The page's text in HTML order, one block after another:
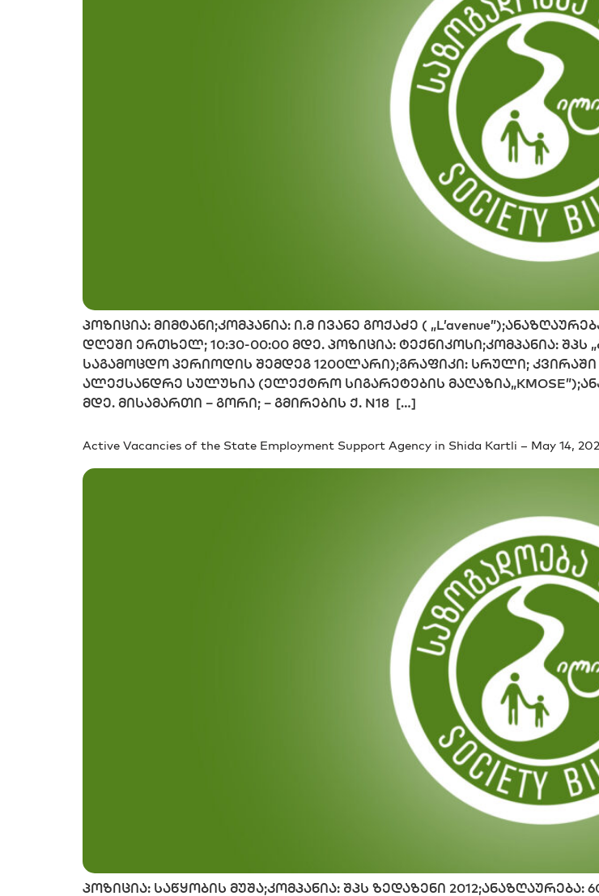
პოზიცია: მიმტანი;კომპანია: ი.მ ივანე გოქაძე (
დღეში ერთხელ; 10:30-00:00 მდე. პოზიცია: ტექნიკოსი;კომპანია: შპს
საგამოცდო პერიოდის შემდეგ 1200ლარი);გრაფიკი: სრული;
ალექსანდრე სულუხია (ელექტრო სიგარეტების
მდე. მისამართი – გორი; – გმირების ქ. N18 […]
Active Vacancies of the State Employment Support Agency in Shida Kartli – May 14,
პოზიცია: საწყობის მუშა;კომპანია: შპს ზედაზენი